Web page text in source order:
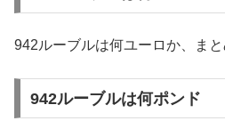
942ルーブルは何ユーロか、まと
942ルーブルは何ポンド